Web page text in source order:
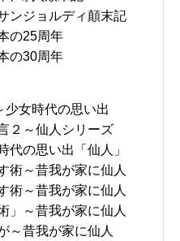
ンジョルディ顛末記
の25周年
の30周年
少女時代の思い出
２～仙人シリーズ
代の思い出「仙人」
術～昔我が家に仙人
術～昔我が家に仙人
」～昔我が家に仙人
～昔我が家に仙人